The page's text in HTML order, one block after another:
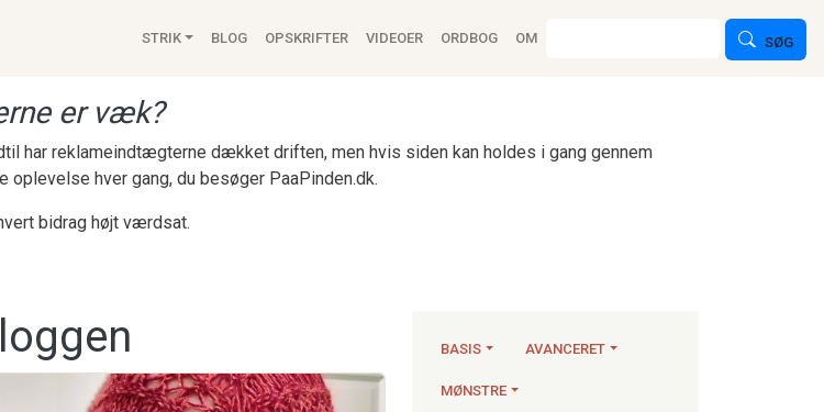
Main navigation
STRIK BLOG OPSKRIFTER VIDEOER ORDBOG OM SØG
er væk?
har reklameindtægterne dækket driften, men hvis siden kan holdes i gang gennem
hver gang, du besøger PaaPinden.dk.
bidrag højt værdsat.
BASIS AVANCERET
MØNSTRE